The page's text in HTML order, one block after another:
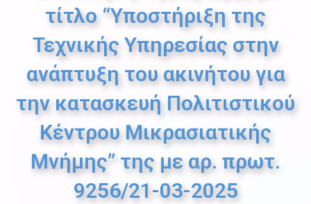
τίτλο “Υποστήριξη της
Τεχνικής Υπηρεσίας στην
ανάπτυξη του ακινήτου για
την κατασκευή Πολιτιστικού
Κέντρου Μικρασιατικής
Μνήμης” της με αρ. πρωτ.
9256/21-03-2025